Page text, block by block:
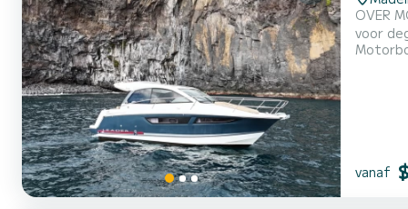
OVER MOTORJACHT Stap aan boord van de
voor
onvergetelijke
vanaf